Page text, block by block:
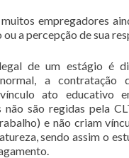
empregadores
a percepção de sua
de um estágio é
a contratação
ato educativo
não são regidas pela
e não criam
sendo assim o